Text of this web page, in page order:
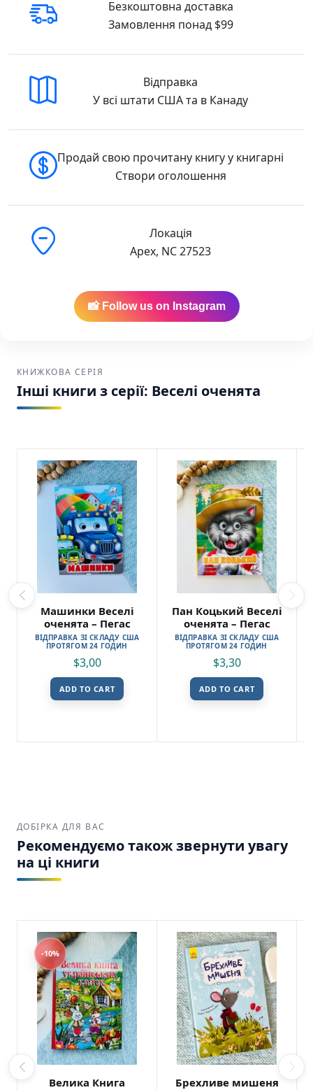
Безкоштовна доставка
Замовлення понад $99
Відправка
У всі штати США та в Канаду
Продай свою прочитану книгу у книгарні
Створи оголошення
Локація
Apex, NC 27523
📸 Follow us on Instagram
КНИЖКОВА СЕРІЯ
Інші книги з серії: Веселі оченята
Машинки Веселі
оченята – Пегас
ВІДПРАВКА ЗІ СКЛАДУ США
ПРОТЯГОМ 24 ГОДИН
$3,00
ADD TO CART
Пан Коцький Веселі
оченята – Пегас
ВІДПРАВКА ЗІ СКЛАДУ США
ПРОТЯГОМ 24 ГОДИН
$3,30
ADD TO CART
ДОБІРКА ДЛЯ ВАС
Рекомендуємо також звернути увагу
на ці книги
-10%
Велика Книга
Брехливе мишеня